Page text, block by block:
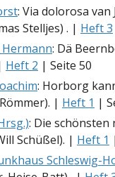
: Via dolorosa van
Stelljes) . | Heft 3
: Dä
Heft 2 | Seite 50
: Horborg
| Heft 1 |
: Die schönsten
Schüßel). | Heft 1
Schleswig-